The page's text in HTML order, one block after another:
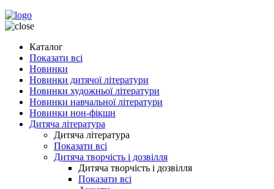
Каталог
Показати всі
Новинки
Новинки дитячої літератури
Новинки художньої літератури
Новинки навчальної літератури
Новинки нон-фікшн
Дитяча література
Дитяча література
Показати всі
Дитяча творчість і дозвілля
Дитяча творчість і дозвілля
Показати всі